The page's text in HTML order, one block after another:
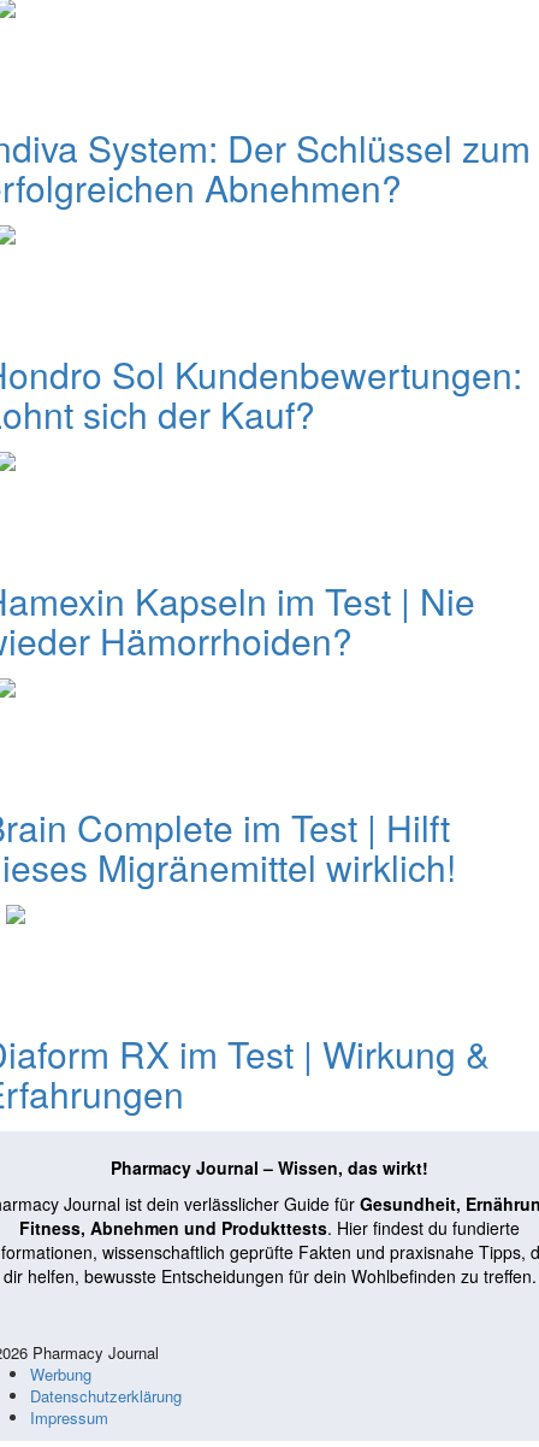
System: Der Schlüssel zum
Abnehmen?
Sol Kundenbewertungen:
sich der Kauf?
Kapseln im Test | Nie
Hämorrhoiden?
Complete im Test | Hilft
Migränemittel wirklich!
RX im Test | Wirkung &
Pharmacy Journal – Wissen, das wirkt!
Journal ist dein verlässlicher Guide für Gesundheit,
Fitness, Abnehmen und Produkttests. Hier findest du fundierte
wissenschaftlich geprüfte Fakten und praxisnahe Tipps,
dir helfen, bewusste Entscheidungen für dein Wohlbefinden zu treffen.
Pharmacy Journal
Werbung
Datenschutzerklärung
Impressum